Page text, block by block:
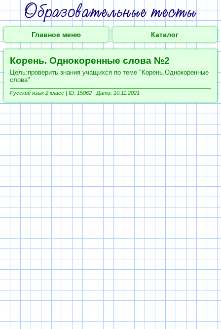
Главное меню Каталог
Корень. Однокоренные слова №2
Цель:проверить знания учащихся по теме "Корень.Однокоренные
слова"
Русский язык 2 класс | ID: 15062 | Дата: 10.11.2021